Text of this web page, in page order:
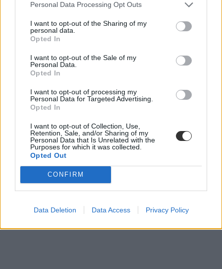
Personal Data Processing Opt Outs
I want to opt-out of the Sharing of my
personal data.
Opted In
I want to opt-out of the Sale of my
Personal Data.
Opted In
I want to opt-out of processing my
Personal Data for Targeted Advertising.
Opted In
I want to opt-out of Collection, Use,
Retention, Sale, and/or Sharing of my
Personal Data that Is Unrelated with the
Purposes for which it was collected.
Opted Out
CONFIRM
Data Deletion Data Access Privacy Policy
líra
film
animáció